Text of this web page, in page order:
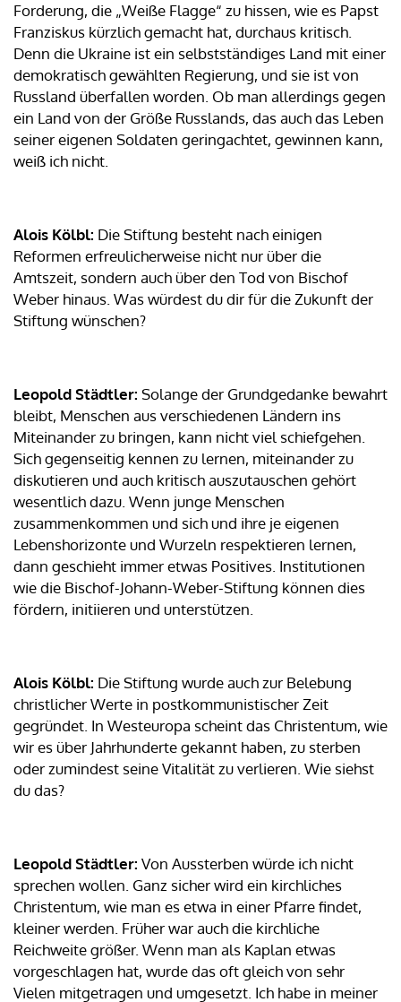
Forderung, die „Weiße Flagge“ zu hissen, wie es Papst
Franziskus kürzlich gemacht hat, durchaus kritisch.
Denn die Ukraine ist ein selbstständiges Land mit einer
demokratisch gewählten Regierung, und sie ist von
Russland überfallen worden. Ob man allerdings gegen
ein Land von der Größe Russlands, das auch das Leben
seiner eigenen Soldaten geringachtet, gewinnen kann,
weiß ich nicht.
Alois Kölbl: Die Stiftung besteht nach einigen
Reformen erfreulicherweise nicht nur über die
Amtszeit, sondern auch über den Tod von Bischof
Weber hinaus. Was würdest du dir für die Zukunft der
Stiftung wünschen?
Leopold Städtler: Solange der Grundgedanke bewahrt
bleibt, Menschen aus verschiedenen Ländern ins
Miteinander zu bringen, kann nicht viel schiefgehen.
Sich gegenseitig kennen zu lernen, miteinander zu
diskutieren und auch kritisch auszutauschen gehört
wesentlich dazu. Wenn junge Menschen
zusammenkommen und sich und ihre je eigenen
Lebenshorizonte und Wurzeln respektieren lernen,
dann geschieht immer etwas Positives. Institutionen
wie die Bischof-Johann-Weber-Stiftung können dies
fördern, initiieren und unterstützen.
Alois Kölbl: Die Stiftung wurde auch zur Belebung
christlicher Werte in postkommunistischer Zeit
gegründet. In Westeuropa scheint das Christentum, wie
wir es über Jahrhunderte gekannt haben, zu sterben
oder zumindest seine Vitalität zu verlieren. Wie siehst
du das?
Leopold Städtler: Von Aussterben würde ich nicht
sprechen wollen. Ganz sicher wird ein kirchliches
Christentum, wie man es etwa in einer Pfarre findet,
kleiner werden. Früher war auch die kirchliche
Reichweite größer. Wenn man als Kaplan etwas
vorgeschlagen hat, wurde das oft gleich von sehr
Vielen mitgetragen und umgesetzt. Ich habe in meiner